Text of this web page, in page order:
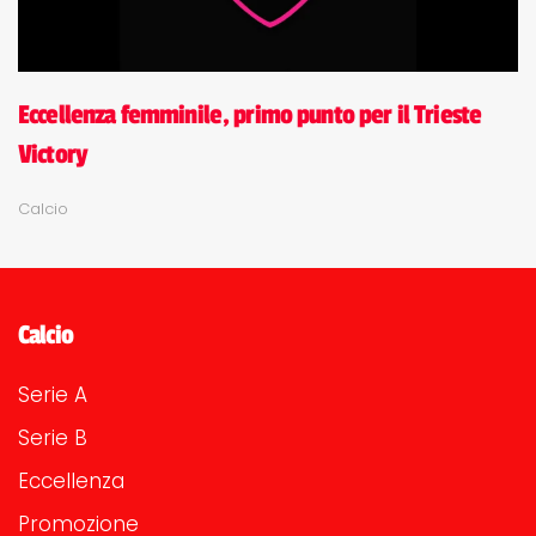
Eccellenza femminile, primo punto per il Trieste
Victory
Calcio
Calcio
Serie A
Serie B
Eccellenza
Promozione